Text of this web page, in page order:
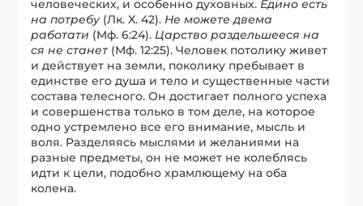
человеческих, и особенно духовных. Едино есть
на потребу(Лк. X. 42). Не можете двема
работати (Мф. 6:24). Царство раздельшееся на
ся не станет(Мф. 12:25). Человек потолику живет
и действует на земли, поколику пребывает в
единстве его душа и тело и существенные части
состава телесного. Он достигает полного успеха
и совершенства только в том деле, на которое
одно устремлено все его внимание, мысль и
воля. Разделяясь мыслями и желаниями на
разные предметы, он не может не колеблясь
идти к цели, подобно храмлющему на оба
колена.